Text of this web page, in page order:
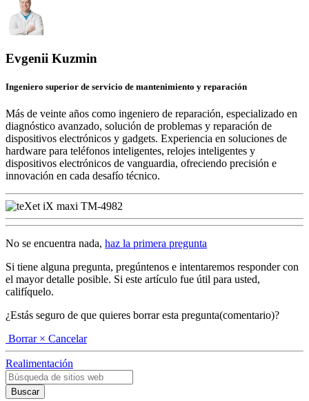
Evgenii Kuzmin
Ingeniero superior de servicio de mantenimiento y reparación
Más de veinte años como ingeniero de reparación, especializado en
diagnóstico avanzado, solución de problemas y reparación de
dispositivos electrónicos y gadgets. Experiencia en soluciones de
hardware para teléfonos inteligentes, relojes inteligentes y
dispositivos electrónicos de vanguardia, ofreciendo precisión e
innovación en cada desafío técnico.
No se encuentra nada, haz la primera pregunta
Si tiene alguna pregunta, pregúntenos e intentaremos responder con
el mayor detalle posible. Si este artículo fue útil para usted,
califíquelo.
¿Estás seguro de que quieres borrar esta pregunta(comentario)?
Borrar × Cancelar
Realimentación